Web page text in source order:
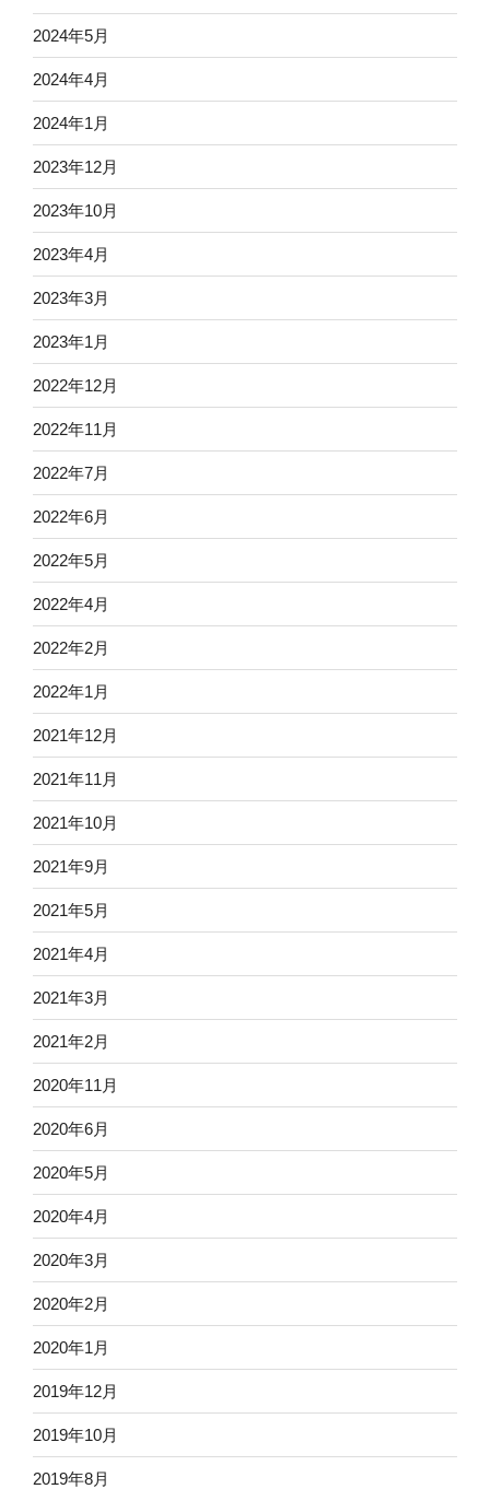
2024年5月
2024年4月
2024年1月
2023年12月
2023年10月
2023年4月
2023年3月
2023年1月
2022年12月
2022年11月
2022年7月
2022年6月
2022年5月
2022年4月
2022年2月
2022年1月
2021年12月
2021年11月
2021年10月
2021年9月
2021年5月
2021年4月
2021年3月
2021年2月
2020年11月
2020年6月
2020年5月
2020年4月
2020年3月
2020年2月
2020年1月
2019年12月
2019年10月
2019年8月